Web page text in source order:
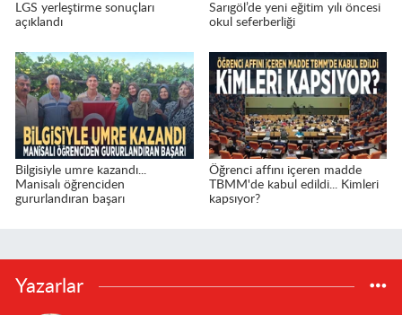
LGS yerleştirme sonuçları
açıklandı
Sarıgöl’de yeni eğitim yılı öncesi
okul seferberliği
Bilgisiyle umre kazandı...
Manisalı öğrenciden
gururlandıran başarı
Öğrenci affını içeren madde
TBMM'de kabul edildi... Kimleri
kapsıyor?
Yazarlar